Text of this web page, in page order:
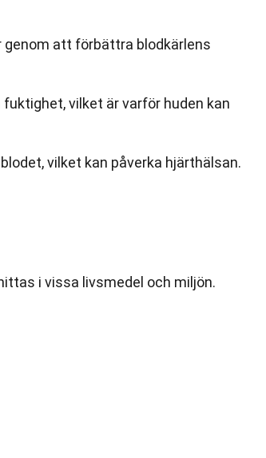
att förbättra blodkärlens
vilket är varför huden kan
vilket kan påverka hjärthälsan.
i vissa livsmedel och miljön.